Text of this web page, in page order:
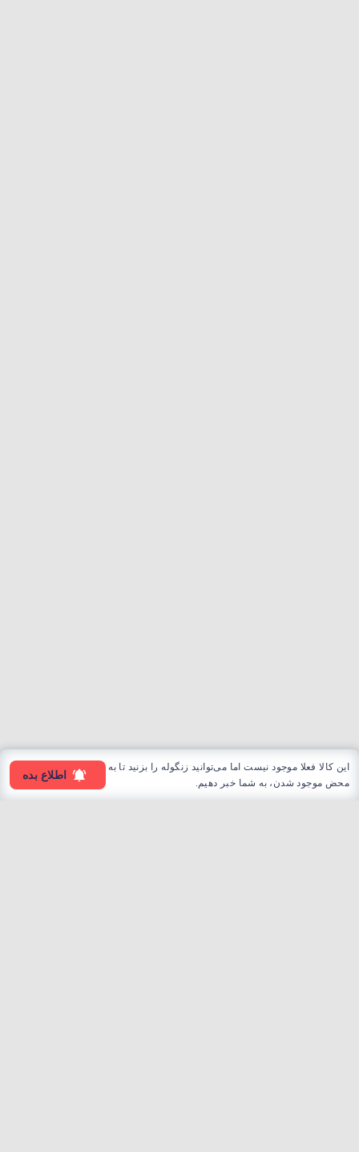
این کالا فعلا موجود نیست اما می‌توانید زنگوله را بزنید تا به
محض موجود شدن، به شما خبر دهیم.
اطلاع بده